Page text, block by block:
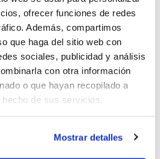
ofrecer funciones de redes
Además, compartimos
que haga del sitio web con
sociales, publicidad y análisis
con otra información
o que hayan recopilado a
de sus servicios.
Mostrar detalles